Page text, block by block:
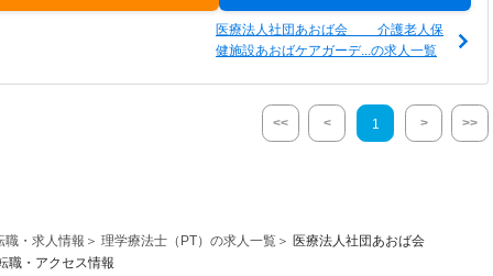
医療法人社団あおば会 介護老人保
健施設あおばケアガーデ...の求人一覧
<< < 1 > >>
職・求人情報 理学療法士（PT）の求人一覧
医療法人社団あおば会
職・アクセス情報